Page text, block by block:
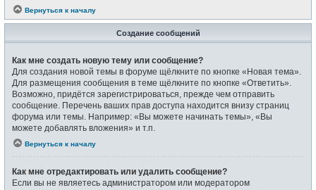
Вернуться к началу
Создание сообщений
Как мне создать новую тему или сообщение?
Для создания новой темы в форуме щёлкните по кнопке «Новая тема».
Для размещения сообщения в теме щёлкните по кнопке «Ответить».
Возможно, придётся зарегистрироваться, прежде чем отправить
сообщение. Перечень ваших прав доступа находится внизу страниц
форума или темы. Например: «Вы можете начинать темы», «Вы
можете добавлять вложения» и т.п.
Вернуться к началу
Как мне отредактировать или удалить сообщение?
Если вы не являетесь администратором или модератором